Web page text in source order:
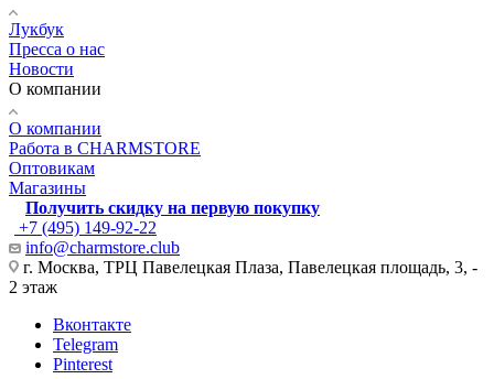
Лукбук
Пресса о нас
Новости
О компании
О компании
Работа в CHARMSTORE
Оптовикам
Магазины
Получить скидку на первую покупку
+7 (495) 149-92-22
info@charmstore.club
г. Москва, ТРЦ Павелецкая Плаза, Павелецкая площадь, 3, -
2 этаж
Вконтакте
Telegram
Pinterest